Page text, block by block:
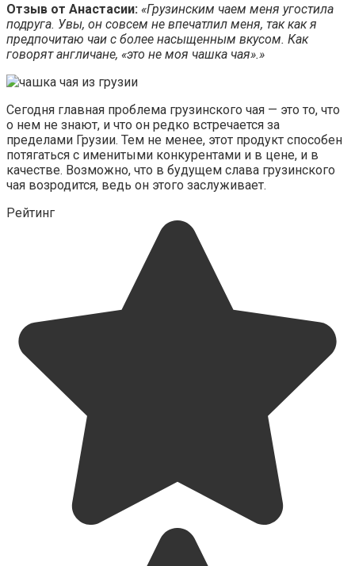
Отзыв от Анастасии: «Грузинским чаем меня угостила
подруга. Увы, он совсем не впечатлил меня, так как я
предпочитаю чаи с более насыщенным вкусом. Как
говорят англичане, «это не моя чашка чая».»
Сегодня главная проблема грузинского чая — это то, что
о нем не знают, и что он редко встречается за
пределами Грузии. Тем не менее, этот продукт способен
потягаться с именитыми конкурентами и в цене, и в
качестве. Возможно, что в будущем слава грузинского
чая возродится, ведь он этого заслуживает.
Рейтинг